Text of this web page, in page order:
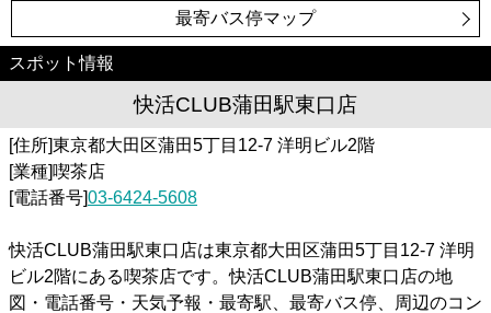
最寄バス停マップ
スポット情報
快活CLUB蒲田駅東口店
[住所]東京都大田区蒲田5丁目12-7 洋明ビル2階
[業種]喫茶店
[電話番号]03-6424-5608
快活CLUB蒲田駅東口店は東京都大田区蒲田5丁目12-7 洋明
ビル2階にある喫茶店です。快活CLUB蒲田駅東口店の地
図・電話番号・天気予報・最寄駅、最寄バス停、周辺のコン